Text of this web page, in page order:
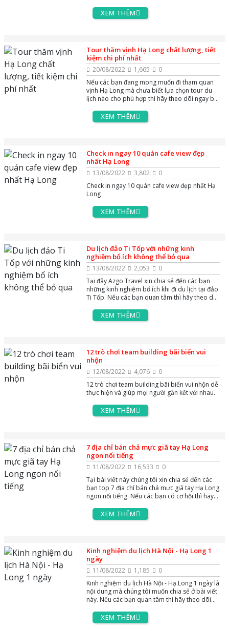
XEM THÊM
Tour thăm vịnh Hạ Long chất lượng, tiết
kiệm chi phí nhất
20/08/2022 1,665
0
Nếu các bạn đang mong muốn đi tham quan
vịnh Hạ Long mà chưa biết lựa chọn tour du
lịch nào cho phù hợp thì hãy theo dõi ngay bài
XEM THÊM
Check in ngay 10 quán cafe view đẹp
nhất Hạ Long
13/08/2022 3,802
0
Check in ngay 10 quán cafe view đẹp nhất Hạ
Long
XEM THÊM
Du lịch đảo Ti Tốp với những kinh
nghiệm bổ ích không thể bỏ qua
13/08/2022 2,053
0
Tại đây Azgo Travel xin chia sẻ đến các bạn
những kinh nghiệm bổ ích khi đi du lịch tại đảo
Ti Tốp. Nếu các bạn quan tâm thì hãy theo dõi
XEM THÊM
12 trò chơi team building bãi biển vui
nhộn
12/08/2022 4,076
0
12 trò chơi team building bãi biển vui nhộn dễ
thực hiện và giúp mọi người gắn kết với nhau.
XEM THÊM
7 địa chỉ bán chả mực giã tay Hạ Long
ngon nổi tiếng
11/08/2022 16,533
0
Tại bài viết này chúng tôi xin chia sẻ đến các
bạn top 7 địa chỉ bán chả mực giã tay Hạ Long
ngon nổi tiếng. Nếu các bạn có cơ hội thì hãy
XEM THÊM
Kinh nghiệm du lịch Hà Nội - Hạ Long 1
ngày
11/08/2022 1,185
0
Kinh nghiệm du lịch Hà Nội - Hạ Long 1 ngày là
nội dung mà chúng tôi muốn chia sẻ ở bài viết
này. Nếu các bạn quan tâm thì hãy theo dõi
XEM THÊM